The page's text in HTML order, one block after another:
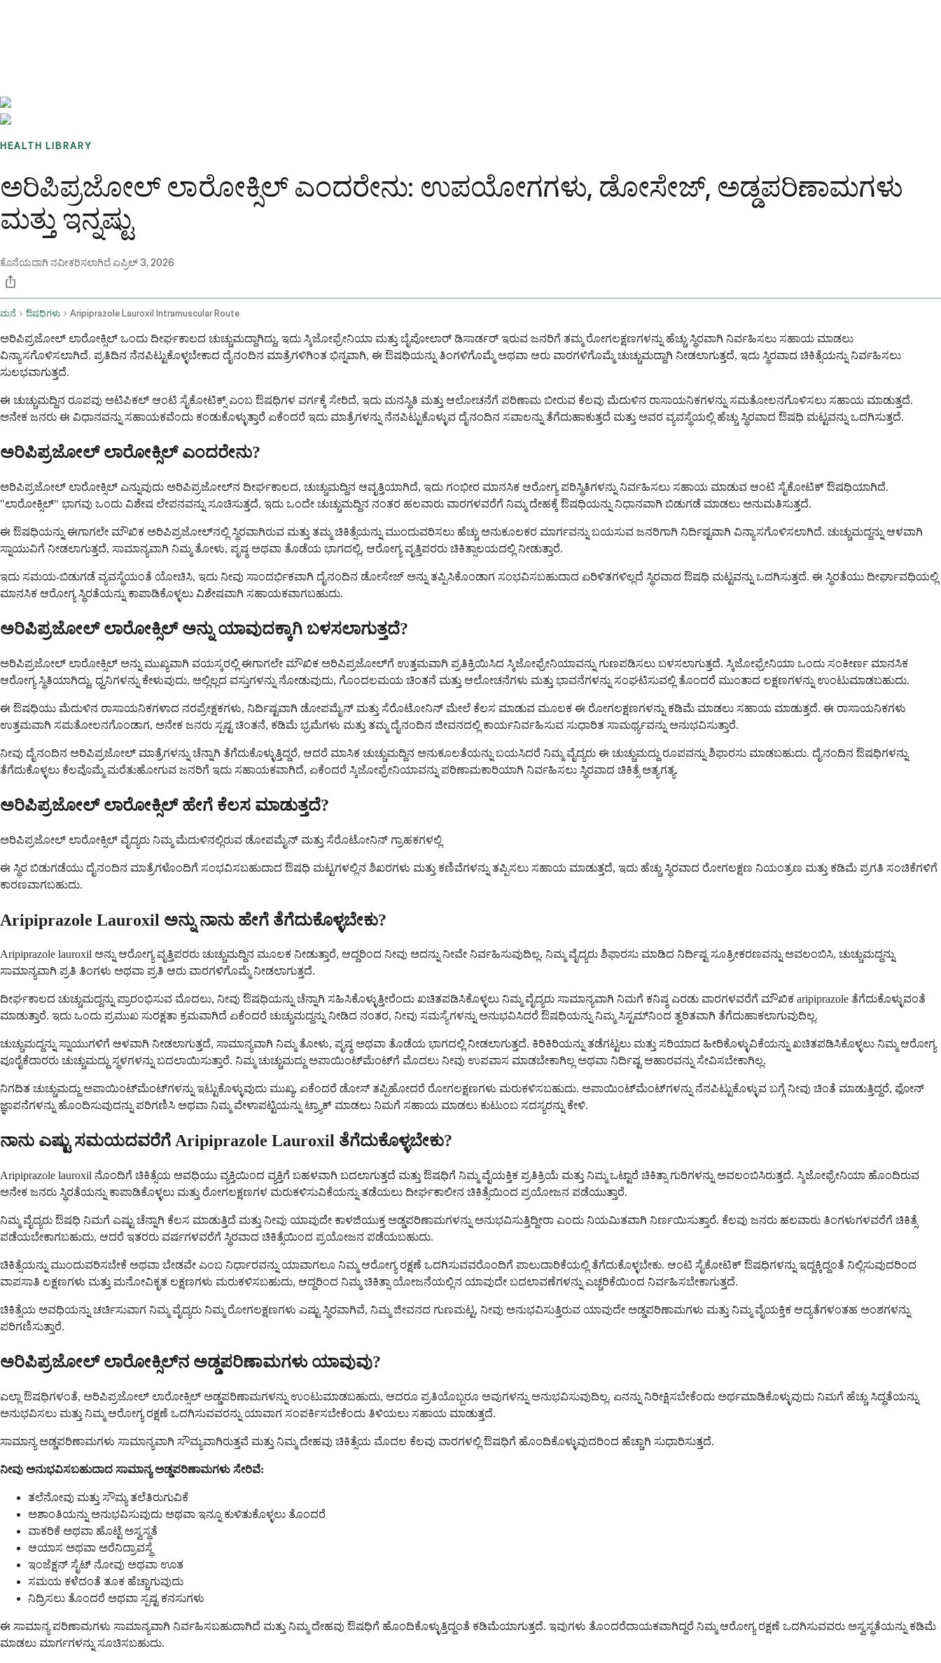
HEALTH LIBRARY
ಅರಿಪಿಪ್ರಜೋಲ್ ಲಾರೋಕ್ಸಿಲ್ ಎಂದರೇನು: ಉಪಯೋಗಗಳು, ಡೋಸೇಜ್, ಅಡ್ಡಪರಿಣಾಮಗಳು
ಮತ್ತು ಇನ್ನಷ್ಟು
ಕೊನೆಯದಾಗಿ ನವೀಕರಿಸಲಾಗಿದೆಏಪ್ರಿಲ್ 3, 2026
ಮನೆ ಔಷಧಿಗಳು Aripiprazole Lauroxil Intramuscular Route
ಅರಿಪಿಪ್ರಜೋಲ್ ಲಾರೋಕ್ಸಿಲ್ ಒಂದು ದೀರ್ಘಕಾಲದ ಚುಚ್ಚುಮದ್ದಾಗಿದ್ದು, ಇದು ಸ್ಕಿಜೋಫ್ರೇನಿಯಾ ಮತ್ತು ಬೈಪೋಲಾರ್ ಡಿಸಾರ್ಡರ್ ಇರುವ ಜನರಿಗೆ ತಮ್ಮ ರೋಗಲಕ್ಷಣಗಳನ್ನು ಹೆಚ್ಚು ಸ್ಥಿರವಾಗಿ ನಿರ್ವಹಿಸಲು ಸಹಾಯ ಮಾಡಲು
ವಿನ್ಯಾಸಗೊಳಿಸಲಾಗಿದೆ. ಪ್ರತಿದಿನ ನೆನಪಿಟ್ಟುಕೊಳ್ಳಬೇಕಾದ ದೈನಂದಿನ ಮಾತ್ರೆಗಳಿಗಿಂತ ಭಿನ್ನವಾಗಿ, ಈ ಔಷಧಿಯನ್ನು ತಿಂಗಳಿಗೊಮ್ಮೆ ಅಥವಾ ಆರು ವಾರಗಳಿಗೊಮ್ಮೆ ಚುಚ್ಚುಮದ್ದಾಗಿ ನೀಡಲಾಗುತ್ತದೆ, ಇದು ಸ್ಥಿರವಾದ ಚಿಕಿತ್ಸೆಯನ್ನು ನಿರ್ವಹಿಸಲು
ಸುಲಭವಾಗುತ್ತದೆ.
ಈ ಚುಚ್ಚುಮದ್ದಿನ ರೂಪವು ಅಟಿಪಿಕಲ್ ಆಂಟಿ ಸೈಕೋಟಿಕ್ಸ್ ಎಂಬ ಔಷಧಿಗಳ ವರ್ಗಕ್ಕೆ ಸೇರಿದೆ, ಇದು ಮನಸ್ಥಿತಿ ಮತ್ತು ಆಲೋಚನೆಗೆ ಪರಿಣಾಮ ಬೀರುವ ಕೆಲವು ಮೆದುಳಿನ ರಾಸಾಯನಿಕಗಳನ್ನು ಸಮತೋಲನಗೊಳಿಸಲು ಸಹಾಯ ಮಾಡುತ್ತದೆ.
ಅನೇಕ ಜನರು ಈ ವಿಧಾನವನ್ನು ಸಹಾಯಕವೆಂದು ಕಂಡುಕೊಳ್ಳುತ್ತಾರೆ ಏಕೆಂದರೆ ಇದು ಮಾತ್ರೆಗಳನ್ನು ನೆನಪಿಟ್ಟುಕೊಳ್ಳುವ ದೈನಂದಿನ ಸವಾಲನ್ನು ತೆಗೆದುಹಾಕುತ್ತದೆ ಮತ್ತು ಅವರ ವ್ಯವಸ್ಥೆಯಲ್ಲಿ ಹೆಚ್ಚು ಸ್ಥಿರವಾದ ಔಷಧಿ ಮಟ್ಟವನ್ನು ಒದಗಿಸುತ್ತದೆ.
ಅರಿಪಿಪ್ರಜೋಲ್ ಲಾರೋಕ್ಸಿಲ್ ಎಂದರೇನು?
ಅರಿಪಿಪ್ರಜೋಲ್ ಲಾರೋಕ್ಸಿಲ್ ಎನ್ನುವುದು ಅರಿಪಿಪ್ರಜೋಲ್‌ನ ದೀರ್ಘಕಾಲದ, ಚುಚ್ಚುಮದ್ದಿನ ಆವೃತ್ತಿಯಾಗಿದೆ, ಇದು ಗಂಭೀರ ಮಾನಸಿಕ ಆರೋಗ್ಯ ಪರಿಸ್ಥಿತಿಗಳನ್ನು ನಿರ್ವಹಿಸಲು ಸಹಾಯ ಮಾಡುವ ಆಂಟಿ ಸೈಕೋಟಿಕ್ ಔಷಧಿಯಾಗಿದೆ.
"ಲಾರೋಕ್ಸಿಲ್" ಭಾಗವು ಒಂದು ವಿಶೇಷ ಲೇಪನವನ್ನು ಸೂಚಿಸುತ್ತದೆ, ಇದು ಒಂದೇ ಚುಚ್ಚುಮದ್ದಿನ ನಂತರ ಹಲವಾರು ವಾರಗಳವರೆಗೆ ನಿಮ್ಮ ದೇಹಕ್ಕೆ ಔಷಧಿಯನ್ನು ನಿಧಾನವಾಗಿ ಬಿಡುಗಡೆ ಮಾಡಲು ಅನುಮತಿಸುತ್ತದೆ.
ಈ ಔಷಧಿಯನ್ನು ಈಗಾಗಲೇ ಮೌಖಿಕ ಅರಿಪಿಪ್ರಜೋಲ್‌ನಲ್ಲಿ ಸ್ಥಿರವಾಗಿರುವ ಮತ್ತು ತಮ್ಮ ಚಿಕಿತ್ಸೆಯನ್ನು ಮುಂದುವರಿಸಲು ಹೆಚ್ಚು ಅನುಕೂಲಕರ ಮಾರ್ಗವನ್ನು ಬಯಸುವ ಜನರಿಗಾಗಿ ನಿರ್ದಿಷ್ಟವಾಗಿ ವಿನ್ಯಾಸಗೊಳಿಸಲಾಗಿದೆ. ಚುಚ್ಚುಮದ್ದನ್ನು ಆಳವಾಗಿ
ಸ್ನಾಯುವಿಗೆ ನೀಡಲಾಗುತ್ತದೆ, ಸಾಮಾನ್ಯವಾಗಿ ನಿಮ್ಮ ತೋಳು, ಪೃಷ್ಠ ಅಥವಾ ತೊಡೆಯ ಭಾಗದಲ್ಲಿ, ಆರೋಗ್ಯ ವೃತ್ತಿಪರರು ಚಿಕಿತ್ಸಾಲಯದಲ್ಲಿ ನೀಡುತ್ತಾರೆ.
ಇದು ಸಮಯ-ಬಿಡುಗಡೆ ವ್ಯವಸ್ಥೆಯಂತೆ ಯೋಚಿಸಿ, ಇದು ನೀವು ಸಾಂದರ್ಭಿಕವಾಗಿ ದೈನಂದಿನ ಡೋಸೇಜ್ ಅನ್ನು ತಪ್ಪಿಸಿಕೊಂಡಾಗ ಸಂಭವಿಸಬಹುದಾದ ಏರಿಳಿತಗಳಿಲ್ಲದೆ ಸ್ಥಿರವಾದ ಔಷಧಿ ಮಟ್ಟವನ್ನು ಒದಗಿಸುತ್ತದೆ. ಈ ಸ್ಥಿರತೆಯು ದೀರ್ಘಾವಧಿಯಲ್ಲಿ
ಮಾನಸಿಕ ಆರೋಗ್ಯ ಸ್ಥಿರತೆಯನ್ನು ಕಾಪಾಡಿಕೊಳ್ಳಲು ವಿಶೇಷವಾಗಿ ಸಹಾಯಕವಾಗಬಹುದು.
ಅರಿಪಿಪ್ರಜೋಲ್ ಲಾರೋಕ್ಸಿಲ್ ಅನ್ನು ಯಾವುದಕ್ಕಾಗಿ ಬಳಸಲಾಗುತ್ತದೆ?
ಅರಿಪಿಪ್ರಜೋಲ್ ಲಾರೋಕ್ಸಿಲ್ ಅನ್ನು ಮುಖ್ಯವಾಗಿ ವಯಸ್ಕರಲ್ಲಿ ಈಗಾಗಲೇ ಮೌಖಿಕ ಅರಿಪಿಪ್ರಜೋಲ್‌ಗೆ ಉತ್ತಮವಾಗಿ ಪ್ರತಿಕ್ರಿಯಿಸಿದ ಸ್ಕಿಜೋಫ್ರೇನಿಯಾವನ್ನು ಗುಣಪಡಿಸಲು ಬಳಸಲಾಗುತ್ತದೆ. ಸ್ಕಿಜೋಫ್ರೇನಿಯಾ ಒಂದು ಸಂಕೀರ್ಣ ಮಾನಸಿಕ
ಆರೋಗ್ಯ ಸ್ಥಿತಿಯಾಗಿದ್ದು, ಧ್ವನಿಗಳನ್ನು ಕೇಳುವುದು, ಅಲ್ಲಿಲ್ಲದ ವಸ್ತುಗಳನ್ನು ನೋಡುವುದು, ಗೊಂದಲಮಯ ಚಿಂತನೆ ಮತ್ತು ಆಲೋಚನೆಗಳು ಮತ್ತು ಭಾವನೆಗಳನ್ನು ಸಂಘಟಿಸುವಲ್ಲಿ ತೊಂದರೆ ಮುಂತಾದ ಲಕ್ಷಣಗಳನ್ನು ಉಂಟುಮಾಡಬಹುದು.
ಈ ಔಷಧಿಯು ಮೆದುಳಿನ ರಾಸಾಯನಿಕಗಳಾದ ನರಪ್ರೇಕ್ಷಕಗಳು, ನಿರ್ದಿಷ್ಟವಾಗಿ ಡೋಪಮೈನ್ ಮತ್ತು ಸೆರೊಟೋನಿನ್ ಮೇಲೆ ಕೆಲಸ ಮಾಡುವ ಮೂಲಕ ಈ ರೋಗಲಕ್ಷಣಗಳನ್ನು ಕಡಿಮೆ ಮಾಡಲು ಸಹಾಯ ಮಾಡುತ್ತದೆ. ಈ ರಾಸಾಯನಿಕಗಳು
ಉತ್ತಮವಾಗಿ ಸಮತೋಲನಗೊಂಡಾಗ, ಅನೇಕ ಜನರು ಸ್ಪಷ್ಟ ಚಿಂತನೆ, ಕಡಿಮೆ ಭ್ರಮೆಗಳು ಮತ್ತು ತಮ್ಮ ದೈನಂದಿನ ಜೀವನದಲ್ಲಿ ಕಾರ್ಯನಿರ್ವಹಿಸುವ ಸುಧಾರಿತ ಸಾಮರ್ಥ್ಯವನ್ನು ಅನುಭವಿಸುತ್ತಾರೆ.
ನೀವು ದೈನಂದಿನ ಅರಿಪಿಪ್ರಜೋಲ್ ಮಾತ್ರೆಗಳನ್ನು ಚೆನ್ನಾಗಿ ತೆಗೆದುಕೊಳ್ಳುತ್ತಿದ್ದರೆ, ಆದರೆ ಮಾಸಿಕ ಚುಚ್ಚುಮದ್ದಿನ ಅನುಕೂಲತೆಯನ್ನು ಬಯಸಿದರೆ ನಿಮ್ಮ ವೈದ್ಯರು ಈ ಚುಚ್ಚುಮದ್ದು ರೂಪವನ್ನು ಶಿಫಾರಸು ಮಾಡಬಹುದು. ದೈನಂದಿನ ಔಷಧಿಗಳನ್ನು
ತೆಗೆದುಕೊಳ್ಳಲು ಕೆಲವೊಮ್ಮೆ ಮರೆತುಹೋಗುವ ಜನರಿಗೆ ಇದು ಸಹಾಯಕವಾಗಿದೆ, ಏಕೆಂದರೆ ಸ್ಕಿಜೋಫ್ರೇನಿಯಾವನ್ನು ಪರಿಣಾಮಕಾರಿಯಾಗಿ ನಿರ್ವಹಿಸಲು ಸ್ಥಿರವಾದ ಚಿಕಿತ್ಸೆ ಅತ್ಯಗತ್ಯ.
ಅರಿಪಿಪ್ರಜೋಲ್ ಲಾರೋಕ್ಸಿಲ್ ಹೇಗೆ ಕೆಲಸ ಮಾಡುತ್ತದೆ?
ಅರಿಪಿಪ್ರಜೋಲ್ ಲಾರೋಕ್ಸಿಲ್ ವೈದ್ಯರು ನಿಮ್ಮ ಮೆದುಳಿನಲ್ಲಿರುವ ಡೋಪಮೈನ್ ಮತ್ತು ಸೆರೊಟೋನಿನ್ ಗ್ರಾಹಕಗಳಲ್ಲಿ
ಈ ಸ್ಥಿರ ಬಿಡುಗಡೆಯು ದೈನಂದಿನ ಮಾತ್ರೆಗಳೊಂದಿಗೆ ಸಂಭವಿಸಬಹುದಾದ ಔಷಧಿ ಮಟ್ಟಗಳಲ್ಲಿನ ಶಿಖರಗಳು ಮತ್ತು ಕಣಿವೆಗಳನ್ನು ತಪ್ಪಿಸಲು ಸಹಾಯ ಮಾಡುತ್ತದೆ, ಇದು ಹೆಚ್ಚು ಸ್ಥಿರವಾದ ರೋಗಲಕ್ಷಣ ನಿಯಂತ್ರಣ ಮತ್ತು ಕಡಿಮೆ ಪ್ರಗತಿ ಸಂಚಿಕೆಗಳಿಗೆ
ಕಾರಣವಾಗಬಹುದು.
Aripiprazole Lauroxil ಅನ್ನು ನಾನು ಹೇಗೆ ತೆಗೆದುಕೊಳ್ಳಬೇಕು?
Aripiprazole lauroxil ಅನ್ನು ಆರೋಗ್ಯ ವೃತ್ತಿಪರರು ಚುಚ್ಚುಮದ್ದಿನ ಮೂಲಕ ನೀಡುತ್ತಾರೆ, ಆದ್ದರಿಂದ ನೀವು ಅದನ್ನು ನೀವೇ ನಿರ್ವಹಿಸುವುದಿಲ್ಲ. ನಿಮ್ಮ ವೈದ್ಯರು ಶಿಫಾರಸು ಮಾಡಿದ ನಿರ್ದಿಷ್ಟ ಸೂತ್ರೀಕರಣವನ್ನು ಅವಲಂಬಿಸಿ, ಚುಚ್ಚುಮದ್ದನ್ನು
ಸಾಮಾನ್ಯವಾಗಿ ಪ್ರತಿ ತಿಂಗಳು ಅಥವಾ ಪ್ರತಿ ಆರು ವಾರಗಳಿಗೊಮ್ಮೆ ನೀಡಲಾಗುತ್ತದೆ.
ದೀರ್ಘಕಾಲದ ಚುಚ್ಚುಮದ್ದನ್ನು ಪ್ರಾರಂಭಿಸುವ ಮೊದಲು, ನೀವು ಔಷಧಿಯನ್ನು ಚೆನ್ನಾಗಿ ಸಹಿಸಿಕೊಳ್ಳುತ್ತೀರೆಂದು ಖಚಿತಪಡಿಸಿಕೊಳ್ಳಲು ನಿಮ್ಮ ವೈದ್ಯರು ಸಾಮಾನ್ಯವಾಗಿ ನಿಮಗೆ ಕನಿಷ್ಠ ಎರಡು ವಾರಗಳವರೆಗೆ ಮೌಖಿಕ aripiprazole ತೆಗೆದುಕೊಳ್ಳುವಂತೆ
ಮಾಡುತ್ತಾರೆ. ಇದು ಒಂದು ಪ್ರಮುಖ ಸುರಕ್ಷತಾ ಕ್ರಮವಾಗಿದೆ ಏಕೆಂದರೆ ಚುಚ್ಚುಮದ್ದನ್ನು ನೀಡಿದ ನಂತರ, ನೀವು ಸಮಸ್ಯೆಗಳನ್ನು ಅನುಭವಿಸಿದರೆ ಔಷಧಿಯನ್ನು ನಿಮ್ಮ ಸಿಸ್ಟಮ್‌ನಿಂದ ತ್ವರಿತವಾಗಿ ತೆಗೆದುಹಾಕಲಾಗುವುದಿಲ್ಲ.
ಚುಚ್ಚುಮದ್ದನ್ನು ಸ್ನಾಯುಗಳಿಗೆ ಆಳವಾಗಿ ನೀಡಲಾಗುತ್ತದೆ, ಸಾಮಾನ್ಯವಾಗಿ ನಿಮ್ಮ ತೋಳು, ಪೃಷ್ಠ ಅಥವಾ ತೊಡೆಯ ಭಾಗದಲ್ಲಿ ನೀಡಲಾಗುತ್ತದೆ. ಕಿರಿಕಿರಿಯನ್ನು ತಡೆಗಟ್ಟಲು ಮತ್ತು ಸರಿಯಾದ ಹೀರಿಕೊಳ್ಳುವಿಕೆಯನ್ನು ಖಚಿತಪಡಿಸಿಕೊಳ್ಳಲು ನಿಮ್ಮ ಆರೋಗ್ಯ
ಪೂರೈಕೆದಾರರು ಚುಚ್ಚುಮದ್ದು ಸ್ಥಳಗಳನ್ನು ಬದಲಾಯಿಸುತ್ತಾರೆ. ನಿಮ್ಮ ಚುಚ್ಚುಮದ್ದು ಅಪಾಯಿಂಟ್‌ಮೆಂಟ್‌ಗೆ ಮೊದಲು ನೀವು ಉಪವಾಸ ಮಾಡಬೇಕಾಗಿಲ್ಲ ಅಥವಾ ನಿರ್ದಿಷ್ಟ ಆಹಾರವನ್ನು ಸೇವಿಸಬೇಕಾಗಿಲ್ಲ.
ನಿಗದಿತ ಚುಚ್ಚುಮದ್ದು ಅಪಾಯಿಂಟ್‌ಮೆಂಟ್‌ಗಳನ್ನು ಇಟ್ಟುಕೊಳ್ಳುವುದು ಮುಖ್ಯ, ಏಕೆಂದರೆ ಡೋಸ್ ತಪ್ಪಿಹೋದರೆ ರೋಗಲಕ್ಷಣಗಳು ಮರುಕಳಿಸಬಹುದು. ಅಪಾಯಿಂಟ್‌ಮೆಂಟ್‌ಗಳನ್ನು ನೆನಪಿಟ್ಟುಕೊಳ್ಳುವ ಬಗ್ಗೆ ನೀವು ಚಿಂತೆ ಮಾಡುತ್ತಿದ್ದರೆ, ಫೋನ್
ಜ್ಞಾಪನೆಗಳನ್ನು ಹೊಂದಿಸುವುದನ್ನು ಪರಿಗಣಿಸಿ ಅಥವಾ ನಿಮ್ಮ ವೇಳಾಪಟ್ಟಿಯನ್ನು ಟ್ರ್ಯಾಕ್ ಮಾಡಲು ನಿಮಗೆ ಸಹಾಯ ಮಾಡಲು ಕುಟುಂಬ ಸದಸ್ಯರನ್ನು ಕೇಳಿ.
ನಾನು ಎಷ್ಟು ಸಮಯದವರೆಗೆ Aripiprazole Lauroxil ತೆಗೆದುಕೊಳ್ಳಬೇಕು?
Aripiprazole lauroxil ನೊಂದಿಗೆ ಚಿಕಿತ್ಸೆಯ ಅವಧಿಯು ವ್ಯಕ್ತಿಯಿಂದ ವ್ಯಕ್ತಿಗೆ ಬಹಳವಾಗಿ ಬದಲಾಗುತ್ತದೆ ಮತ್ತು ಔಷಧಿಗೆ ನಿಮ್ಮ ವೈಯಕ್ತಿಕ ಪ್ರತಿಕ್ರಿಯೆ ಮತ್ತು ನಿಮ್ಮ ಒಟ್ಟಾರೆ ಚಿಕಿತ್ಸಾ ಗುರಿಗಳನ್ನು ಅವಲಂಬಿಸಿರುತ್ತದೆ. ಸ್ಕಿಜೋಫ್ರೇನಿಯಾ ಹೊಂದಿರುವ
ಅನೇಕ ಜನರು ಸ್ಥಿರತೆಯನ್ನು ಕಾಪಾಡಿಕೊಳ್ಳಲು ಮತ್ತು ರೋಗಲಕ್ಷಣಗಳ ಮರುಕಳಿಸುವಿಕೆಯನ್ನು ತಡೆಯಲು ದೀರ್ಘಕಾಲೀನ ಚಿಕಿತ್ಸೆಯಿಂದ ಪ್ರಯೋಜನ ಪಡೆಯುತ್ತಾರೆ.
ನಿಮ್ಮ ವೈದ್ಯರು ಔಷಧಿ ನಿಮಗೆ ಎಷ್ಟು ಚೆನ್ನಾಗಿ ಕೆಲಸ ಮಾಡುತ್ತಿದೆ ಮತ್ತು ನೀವು ಯಾವುದೇ ಕಾಳಜಿಯುಕ್ತ ಅಡ್ಡಪರಿಣಾಮಗಳನ್ನು ಅನುಭವಿಸುತ್ತಿದ್ದೀರಾ ಎಂದು ನಿಯಮಿತವಾಗಿ ನಿರ್ಣಯಿಸುತ್ತಾರೆ. ಕೆಲವು ಜನರು ಹಲವಾರು ತಿಂಗಳುಗಳವರೆಗೆ ಚಿಕಿತ್ಸೆ
ಪಡೆಯಬೇಕಾಗಬಹುದು, ಆದರೆ ಇತರರು ವರ್ಷಗಳವರೆಗೆ ಸ್ಥಿರವಾದ ಚಿಕಿತ್ಸೆಯಿಂದ ಪ್ರಯೋಜನ ಪಡೆಯಬಹುದು.
ಚಿಕಿತ್ಸೆಯನ್ನು ಮುಂದುವರಿಸಬೇಕೆ ಅಥವಾ ಬೇಡವೇ ಎಂಬ ನಿರ್ಧಾರವನ್ನು ಯಾವಾಗಲೂ ನಿಮ್ಮ ಆರೋಗ್ಯ ರಕ್ಷಣೆ ಒದಗಿಸುವವರೊಂದಿಗೆ ಪಾಲುದಾರಿಕೆಯಲ್ಲಿ ತೆಗೆದುಕೊಳ್ಳಬೇಕು. ಆಂಟಿ ಸೈಕೋಟಿಕ್ ಔಷಧಿಗಳನ್ನು ಇದ್ದಕ್ಕಿದ್ದಂತೆ ನಿಲ್ಲಿಸುವುದರಿಂದ
ವಾಪಸಾತಿ ಲಕ್ಷಣಗಳು ಮತ್ತು ಮನೋವಿಕೃತ ಲಕ್ಷಣಗಳು ಮರುಕಳಿಸಬಹುದು, ಆದ್ದರಿಂದ ನಿಮ್ಮ ಚಿಕಿತ್ಸಾ ಯೋಜನೆಯಲ್ಲಿನ ಯಾವುದೇ ಬದಲಾವಣೆಗಳನ್ನು ಎಚ್ಚರಿಕೆಯಿಂದ ನಿರ್ವಹಿಸಬೇಕಾಗುತ್ತದೆ.
ಚಿಕಿತ್ಸೆಯ ಅವಧಿಯನ್ನು ಚರ್ಚಿಸುವಾಗ ನಿಮ್ಮ ವೈದ್ಯರು ನಿಮ್ಮ ರೋಗಲಕ್ಷಣಗಳು ಎಷ್ಟು ಸ್ಥಿರವಾಗಿವೆ, ನಿಮ್ಮ ಜೀವನದ ಗುಣಮಟ್ಟ, ನೀವು ಅನುಭವಿಸುತ್ತಿರುವ ಯಾವುದೇ ಅಡ್ಡಪರಿಣಾಮಗಳು ಮತ್ತು ನಿಮ್ಮ ವೈಯಕ್ತಿಕ ಆದ್ಯತೆಗಳಂತಹ ಅಂಶಗಳನ್ನು
ಪರಿಗಣಿಸುತ್ತಾರೆ.
ಅರಿಪಿಪ್ರಜೋಲ್ ಲಾರೋಕ್ಸಿಲ್‌ನ ಅಡ್ಡಪರಿಣಾಮಗಳು ಯಾವುವು?
ಎಲ್ಲಾ ಔಷಧಿಗಳಂತೆ, ಅರಿಪಿಪ್ರಜೋಲ್ ಲಾರೋಕ್ಸಿಲ್ ಅಡ್ಡಪರಿಣಾಮಗಳನ್ನು ಉಂಟುಮಾಡಬಹುದು, ಆದರೂ ಪ್ರತಿಯೊಬ್ಬರೂ ಅವುಗಳನ್ನು ಅನುಭವಿಸುವುದಿಲ್ಲ. ಏನನ್ನು ನಿರೀಕ್ಷಿಸಬೇಕೆಂದು ಅರ್ಥಮಾಡಿಕೊಳ್ಳುವುದು ನಿಮಗೆ ಹೆಚ್ಚು ಸಿದ್ಧತೆಯನ್ನು
ಅನುಭವಿಸಲು ಮತ್ತು ನಿಮ್ಮ ಆರೋಗ್ಯ ರಕ್ಷಣೆ ಒದಗಿಸುವವರನ್ನು ಯಾವಾಗ ಸಂಪರ್ಕಿಸಬೇಕೆಂದು ತಿಳಿಯಲು ಸಹಾಯ ಮಾಡುತ್ತದೆ.
ಸಾಮಾನ್ಯ ಅಡ್ಡಪರಿಣಾಮಗಳು ಸಾಮಾನ್ಯವಾಗಿ ಸೌಮ್ಯವಾಗಿರುತ್ತವೆ ಮತ್ತು ನಿಮ್ಮ ದೇಹವು ಚಿಕಿತ್ಸೆಯ ಮೊದಲ ಕೆಲವು ವಾರಗಳಲ್ಲಿ ಔಷಧಿಗೆ ಹೊಂದಿಕೊಳ್ಳುವುದರಿಂದ ಹೆಚ್ಚಾಗಿ ಸುಧಾರಿಸುತ್ತದೆ.
ನೀವು ಅನುಭವಿಸಬಹುದಾದ ಸಾಮಾನ್ಯ ಅಡ್ಡಪರಿಣಾಮಗಳು ಸೇರಿವೆ:
ತಲೆನೋವು ಮತ್ತು ಸೌಮ್ಯ ತಲೆತಿರುಗುವಿಕೆ
ಅಶಾಂತಿಯನ್ನು ಅನುಭವಿಸುವುದು ಅಥವಾ ಇನ್ನೂ ಕುಳಿತುಕೊಳ್ಳಲು ತೊಂದರೆ
ವಾಕರಿಕೆ ಅಥವಾ ಹೊಟ್ಟೆ ಅಸ್ವಸ್ಥತೆ
ಆಯಾಸ ಅಥವಾ ಅರೆನಿದ್ರಾವಸ್ಥೆ
ಇಂಜೆಕ್ಷನ್ ಸೈಟ್ ನೋವು ಅಥವಾ ಊತ
ಸಮಯ ಕಳೆದಂತೆ ತೂಕ ಹೆಚ್ಚಾಗುವುದು
ನಿದ್ರಿಸಲು ತೊಂದರೆ ಅಥವಾ ಸ್ಪಷ್ಟ ಕನಸುಗಳು
ಈ ಸಾಮಾನ್ಯ ಪರಿಣಾಮಗಳು ಸಾಮಾನ್ಯವಾಗಿ ನಿರ್ವಹಿಸಬಹುದಾಗಿದೆ ಮತ್ತು ನಿಮ್ಮ ದೇಹವು ಔಷಧಿಗೆ ಹೊಂದಿಕೊಳ್ಳುತ್ತಿದ್ದಂತೆ ಕಡಿಮೆಯಾಗುತ್ತದೆ. ಇವುಗಳು ತೊಂದರೆದಾಯಕವಾಗಿದ್ದರೆ ನಿಮ್ಮ ಆರೋಗ್ಯ ರಕ್ಷಣೆ ಒದಗಿಸುವವರು ಅಸ್ವಸ್ಥತೆಯನ್ನು ಕಡಿಮೆ
ಮಾಡಲು ಮಾರ್ಗಗಳನ್ನು ಸೂಚಿಸಬಹುದು.